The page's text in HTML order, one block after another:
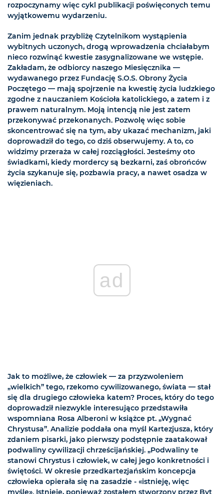
rozpoczynamy więc cykl publikacji poświęconych temu
wyjątkowemu wydarzeniu.
Zanim jednak przybliżę Czytelnikom wystąpienia
wybitnych uczonych, drogą wprowadzenia chciałabym
nieco rozwinąć kwestie zasygnalizowane we wstępie.
Zakładam, że odbiorcy naszego Miesięcznika —
wydawanego przez Fundację S.O.S. Obrony Życia
Poczętego — mają spojrzenie na kwestię życia ludzkiego
zgodne z nauczaniem Kościoła katolickiego, a zatem i z
prawem naturalnym. Moją intencją nie jest zatem
przekonywać przekonanych. Pozwolę więc sobie
skoncentrować się na tym, aby ukazać mechanizm, jaki
doprowadził do tego, co dziś obserwujemy. A to, co
widzimy przeraża w całej rozciągłości. Jesteśmy oto
świadkami, kiedy mordercy są bezkarni, zaś obrońców
życia szykanuje się, pozbawia pracy, a nawet osadza w
więzieniach.
ad
Jak to możliwe, że człowiek — za przyzwoleniem
„wielkich” tego, rzekomo cywilizowanego, świata — stał
się dla drugiego człowieka katem? Proces, który do tego
doprowadził niezwykle interesująco przedstawiła
wspomniana Rosa Alberoni w książce pt. „Wygnać
Chrystusa”. Analizie poddała ona myśl Kartezjusza, który
zdaniem pisarki, jako pierwszy podstępnie zaatakował
podwaliny cywilizacji chrześcijańskiej. „Podwaliny te
stanowi Chrystus i człowiek, w całej jego konkretności i
świętości. W okresie przedkartezjańskim koncepcja
człowieka opierała się na zasadzie - «istnieję, więc